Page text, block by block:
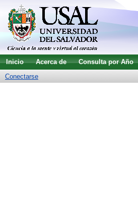
Inicio Acerca de Consulta por Año
Conectarse